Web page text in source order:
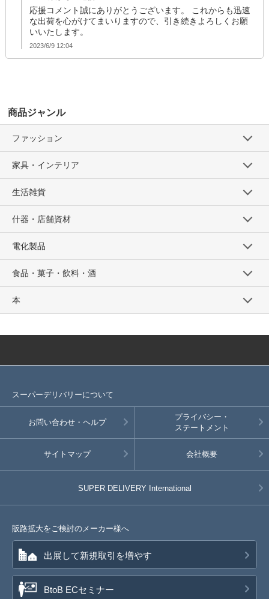
応援コメント誠にありがとうございます。 これからも迅速
な出荷を心がけてまいりますので、引き続きよろしくお願
いいたします。
2023/6/9 12:04
商品ジャンル
ファッション
家具・インテリア
生活雑貨
什器・店舗資材
電化製品
食品・菓子・飲料・酒
本
スーパーデリバリーについて
お問い合わせ・ヘルプ
プライバシー・
ステートメント
サイトマップ 会社概要
SUPER DELIVERY International
販路拡大をご検討のメーカー様へ
出展して新規取引を増やす
BtoB ECセミナー